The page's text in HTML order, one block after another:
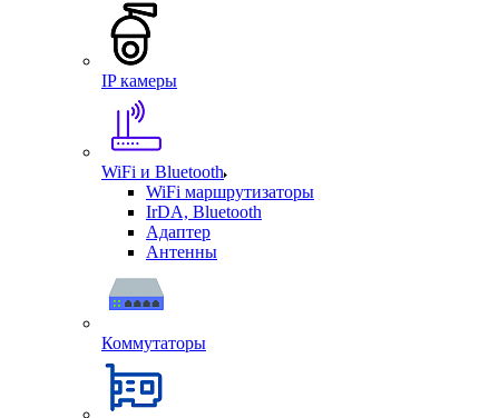
IP камеры
WiFi и Bluetooth
WiFi маршрутизаторы
IrDA, Bluetooth
Адаптер
Антенны
Коммутаторы